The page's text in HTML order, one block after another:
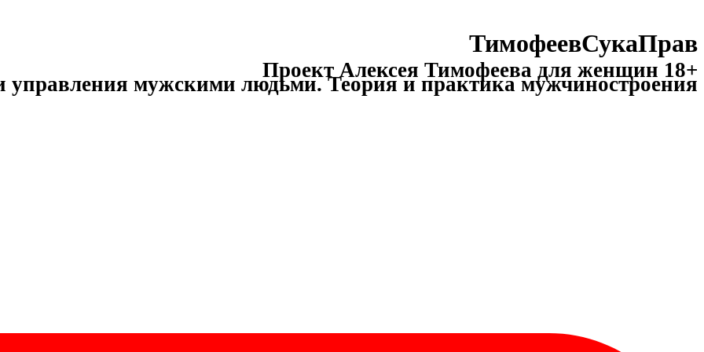
ТимофеевСукаПрав
Проект Алексея Тимофеева для женщин 18+
управления мужскими людьми.Теория и практика мужчиностроения